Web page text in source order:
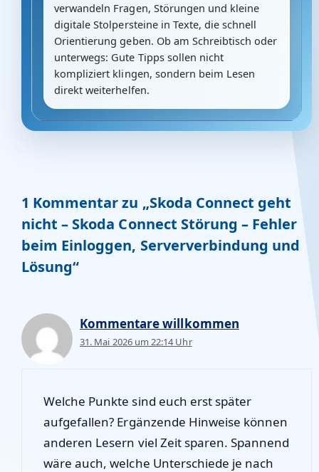
verwandeln Fragen, Störungen und kleine
digitale Stolpersteine in Texte, die schnell
Orientierung geben. Ob am Schreibtisch oder
unterwegs: Gute Tipps sollen nicht
kompliziert klingen, sondern beim Lesen
direkt weiterhelfen.
1 Kommentar zu „Skoda Connect geht
nicht – Skoda Connect Störung – Fehler
beim Einloggen, Serververbindung und
Lösung“
Kommentare willkommen
31. Mai 2026 um 22:14 Uhr
Welche Punkte sind euch erst später
aufgefallen? Ergänzende Hinweise können
anderen Lesern viel Zeit sparen. Spannend
wäre auch, welche Unterschiede je nach